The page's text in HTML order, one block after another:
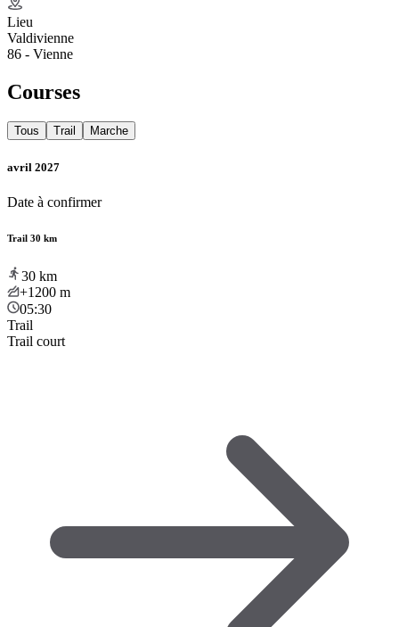
Lieu
Valdivienne
86 - Vienne
Courses
Tous Trail Marche
avril 2027
Date à confirmer
Trail 30 km
30 km
+1200 m
05:30
Trail
Trail court